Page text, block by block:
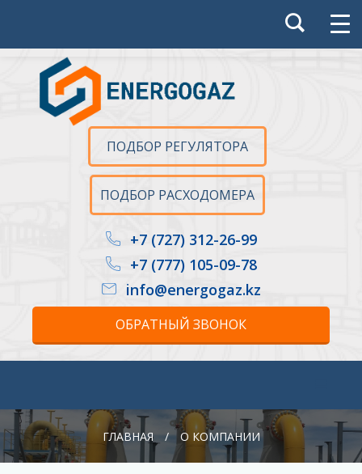
ПОДБОР РЕГУЛЯТОРА
ПОДБОР РАСХОДОМЕРА
+7 (727) 312-26-99
+7 (777) 105-09-78
info@energogaz.kz
ОБРАТНЫЙ ЗВОНОК
ГЛАВНАЯ / О КОМПАНИИ